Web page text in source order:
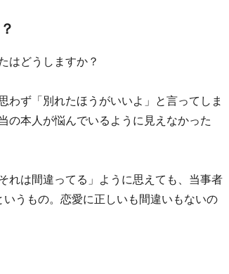
はどうしますか？
わず「別れたほうがいいよ」と言ってしま
の本人が悩んでいるように見えなかった
れは間違ってる」ように思えても、当事者
うもの。恋愛に正しいも間違いもないの